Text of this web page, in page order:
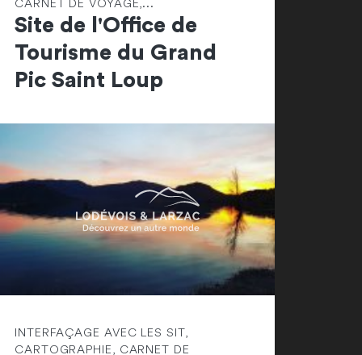
CARNET DE VOYAGE,...
Site de l'Office de
Tourisme du Grand
Pic Saint Loup
INTERFAÇAGE AVEC LES SIT,
CARTOGRAPHIE, CARNET DE